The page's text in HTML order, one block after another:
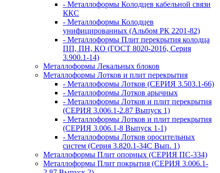
- Металлоформы Колодцев кабельной связи
ККС
- Металлоформы Колодцев
унифицированных (Альбом РК 2201-82)
- Металлоформы Плит перекрытия колодца
ПП, ПН, КО (ГОСТ 8020-2016, Серия
3.900.1-14)
Металлоформы Лекальных блоков
Металлоформы Лотков и плит перекрытия
- Металлоформы Лотков (СЕРИЯ 3.503.1-66)
- Металлоформы Лотков арычных
- Металлоформы Лотков и плит перекрытия
(СЕРИЯ 3.006.1-2.87 Выпуск 1)
- Металлоформы Лотков и плит перекрытия
(СЕРИЯ 3.006.1-8 Выпуск 1-1)
- Металлоформы Лотков оросительных
систем (Серия 3.820.1-34С Вып. 1)
Металлоформы Плит опорных (СЕРИЯ ПС-334)
Металлоформы Плит покрытия (СЕРИЯ 3.006.1-